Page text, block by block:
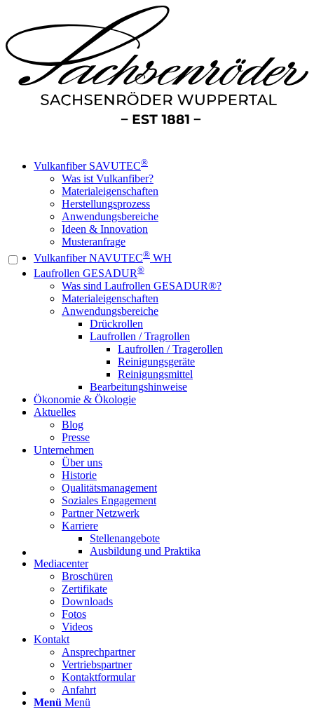
Vulkanfiber SAVUTEC®
Was ist Vulkanfiber?
Materialeigenschaften
Herstellungsprozess
Anwendungsbereiche
Ideen & Innovation
Musteranfrage
Vulkanfiber NAVUTEC® WH
Laufrollen GESADUR®
Was sind Laufrollen GESADUR®?
Materialeigenschaften
Anwendungsbereiche
Drückrollen
Laufrollen / Tragrollen
Laufrollen / Tragerollen
Reinigungsgeräte
Reinigungsmittel
Bearbeitungshinweise
Ökonomie & Ökologie
Aktuelles
Blog
Presse
Unternehmen
Über uns
Historie
Qualitätsmanagement
Soziales Engagement
Partner Netzwerk
Karriere
Stellenangebote
Ausbildung und Praktika
Mediacenter
Broschüren
Zertifikate
Downloads
Fotos
Videos
Kontakt
Ansprechpartner
Vertriebspartner
Kontaktformular
Anfahrt
Menü Menü